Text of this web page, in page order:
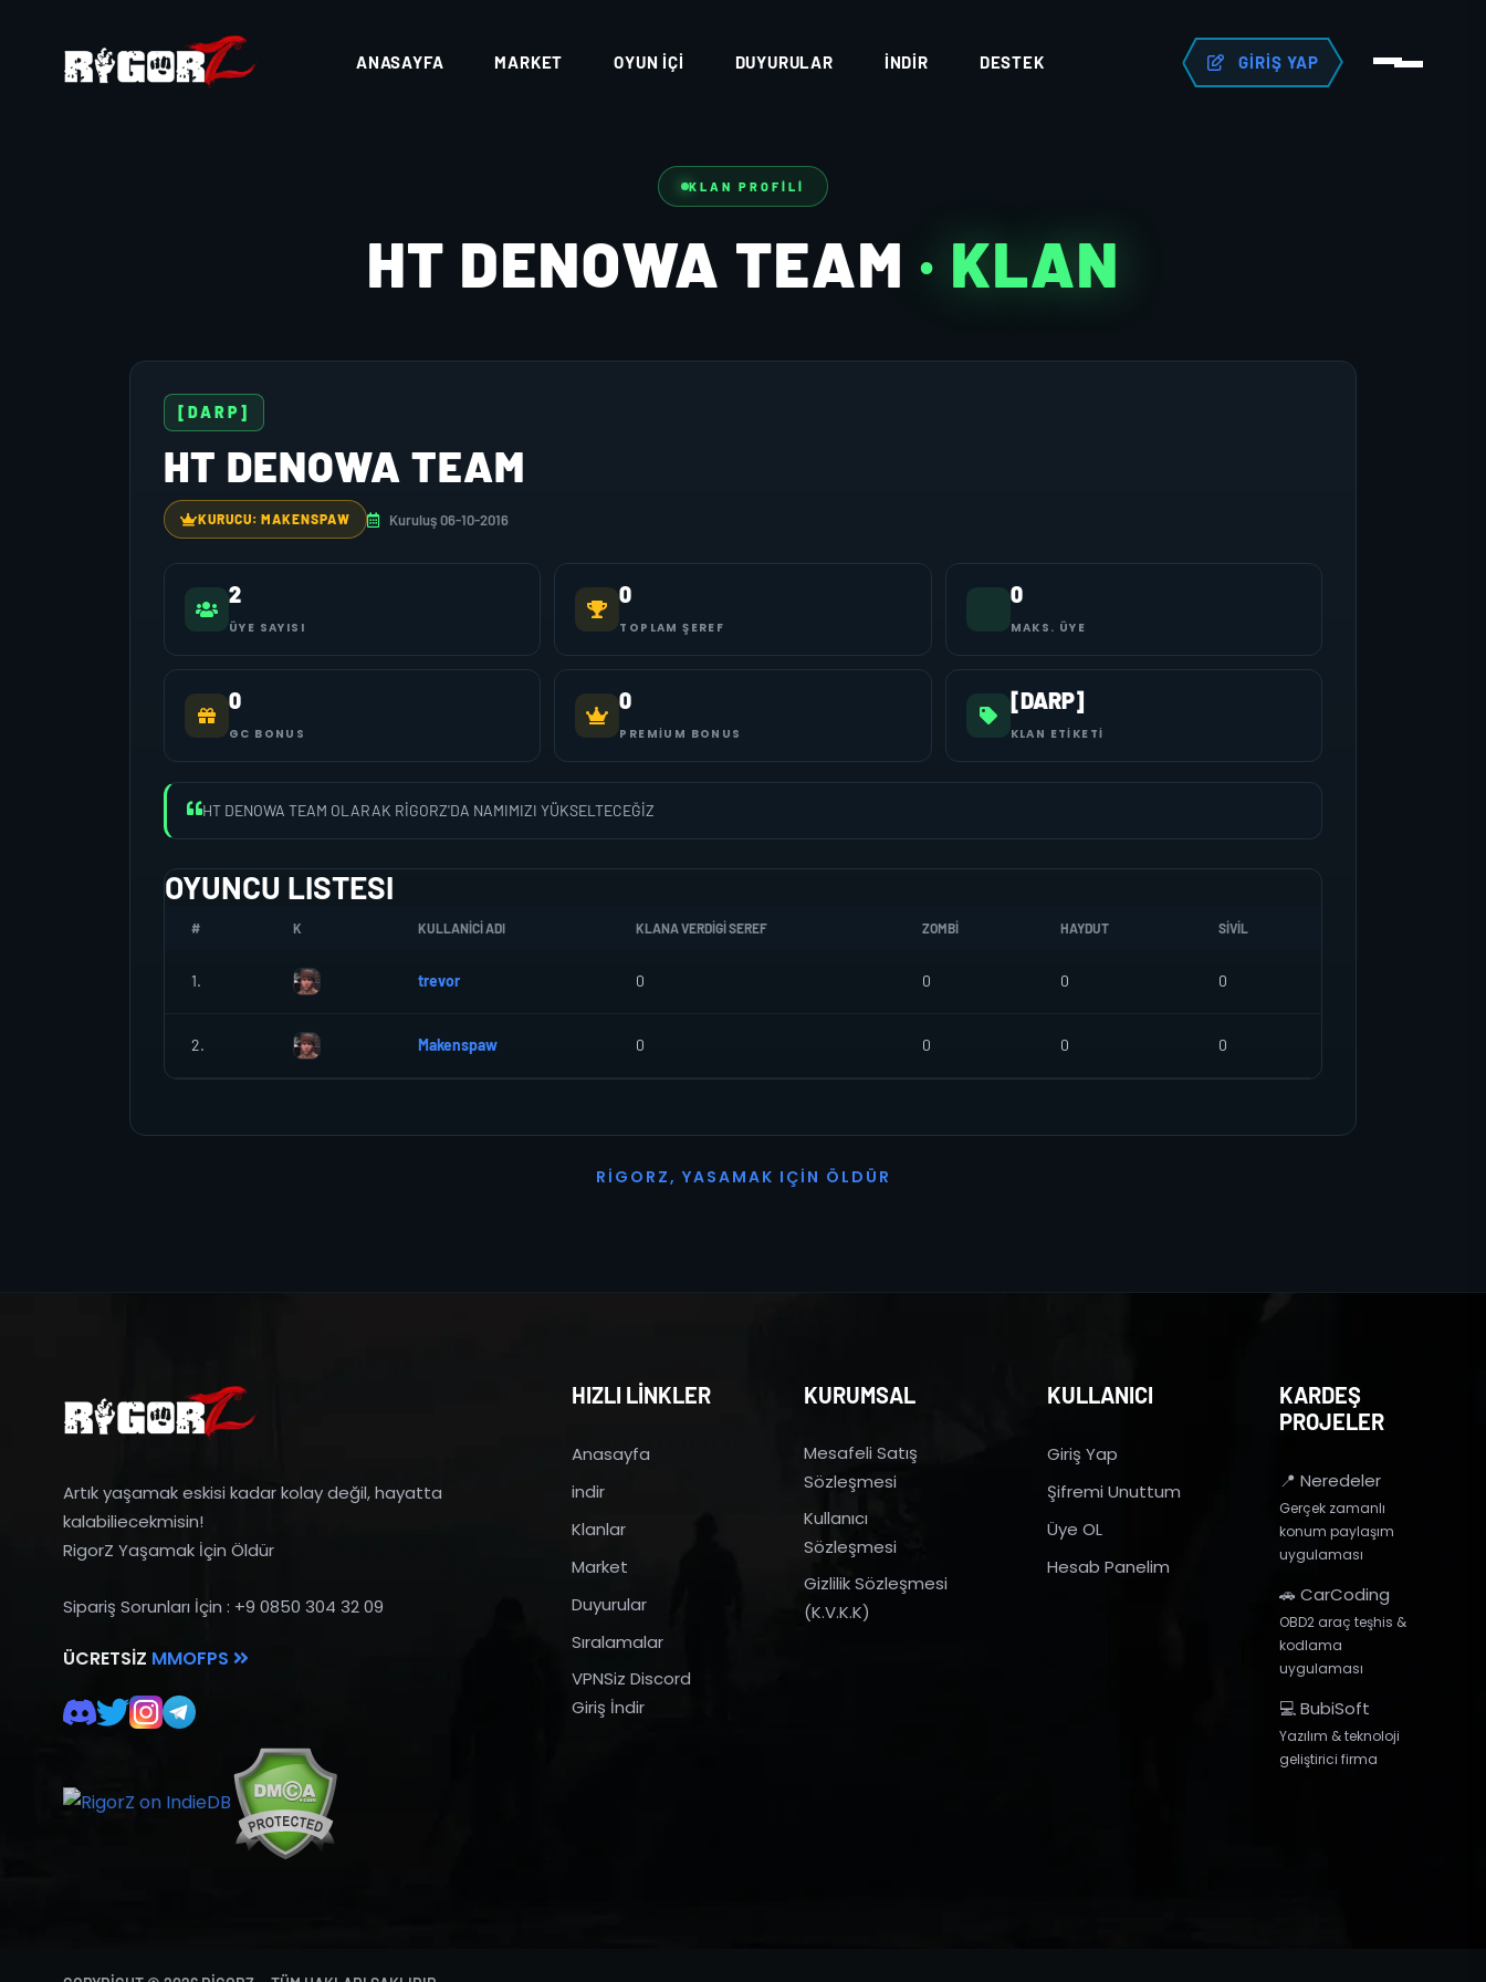
ANASAYFA MARKET OYUN İÇI DUYURULAR İNDIR DESTEK GIRIŞ YAP
KLAN PROFILI
HT DENOWA TEAM · KLAN
[DARP]
HT DENOWA TEAM
KURUCU: MAKENSPAW Kuruluş 06-10-2016
2
ÜYE SAYISI
0
TOPLAM ŞEREF
0
MAKS. ÜYE
0
GC BONUS
0
PREMIUM BONUS
[DARP]
KLAN ETIKETI
HT DENOWA TEAM OLARAK RİGORZ'DA NAMIMIZI YÜKSELTECEĞİZ
OYUNCU LISTESI
# K KULLANICI ADI KLANA VERDIGI SEREF ZOMBI HAYDUT SIVIL
1. trevor 0 0 0 0
2. Makenspaw 0 0 0 0
R I G O R Z, YASAMAK I ÇI N Ö L D Ü R
Artık yaşamak eskisi kadar kolay değil, hayatta
kalabiliecekmisin!
RigorZ Yaşamak İçin Öldür
Sipariş Sorunları İçin : +9 0850 304 32 09
ÜCRETSIZ MMOFPS
HIZLI LİNKLER
Anasayfa
indir
Klanlar
Market
Duyurular
Sıralamalar
VPNSiz Discord
Giriş İndir
KURUMSAL
Mesafeli Satış
Sözleşmesi
Kullanıcı
Sözleşmesi
Gizlilik Sözleşmesi
(K.V.K.K)
KULLANICI
Giriş Yap
Şifremi Unuttum
Üye OL
Hesab Panelim
KARDEŞ
PROJELER
📍 Neredeler
Gerçek zamanlı
konum paylaşım
uygulaması
🚗 CarCoding
OBD2 araç teşhis &
kodlama
uygulaması
💻 BubiSoft
Yazılım & teknoloji
geliştirici firma